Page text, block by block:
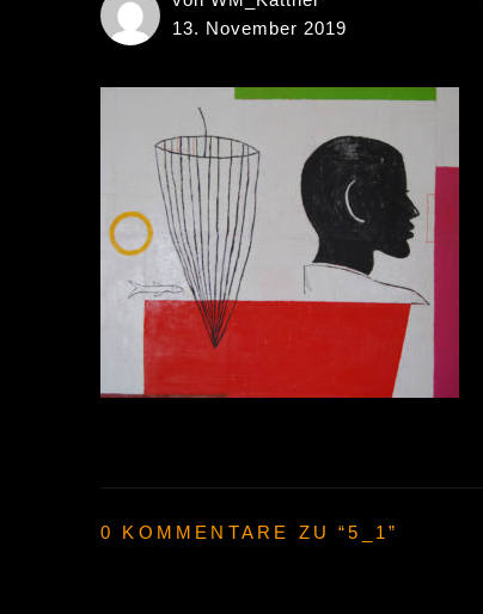
13. November 2019
0 KOMMENTARE ZU “5_1”